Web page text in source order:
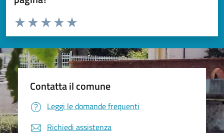
Valuta da 1 a 5 stelle la pagina
Valuta 5 stelle su 5
Valuta 4 stelle su 5
Valuta 3 stelle su 5
Valuta 2 stelle su 5
Valuta 1 stelle su 5
Contatta il comune
Leggi le domande frequenti
Richiedi assistenza